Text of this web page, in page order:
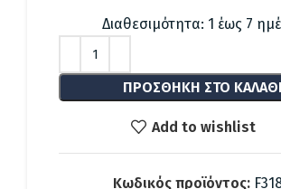
Διαθεσιμότητα: 1 έως 7
ΠΡΟΣΘΉΚΗ ΣΤΟ ΚΑΛΆΘΙ
Add to wishlist
Κωδικός προϊόντος: